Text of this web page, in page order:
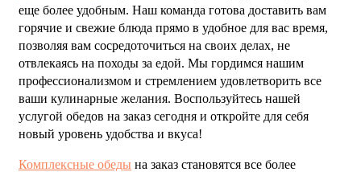
еще более удобным. Наш команда готова доставить вам
горячие и свежие блюда прямо в удобное для вас время,
позволяя вам сосредоточиться на своих делах, не
отвлекаясь на походы за едой. Мы гордимся нашим
профессионализмом и стремлением удовлетворить все
ваши кулинарные желания. Воспользуйтесь нашей
услугой обедов на заказ сегодня и откройте для себя
новый уровень удобства и вкуса!
Комплексные обеды на заказ становятся все более